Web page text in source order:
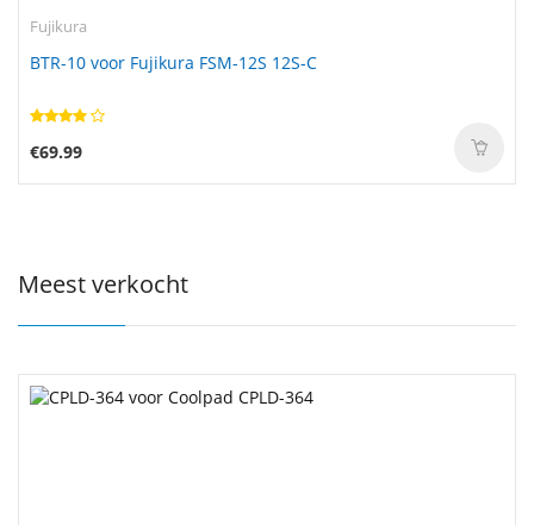
Fujikura
BTR-10 voor Fujikura FSM-12S 12S-C
€69.99
Meest verkocht